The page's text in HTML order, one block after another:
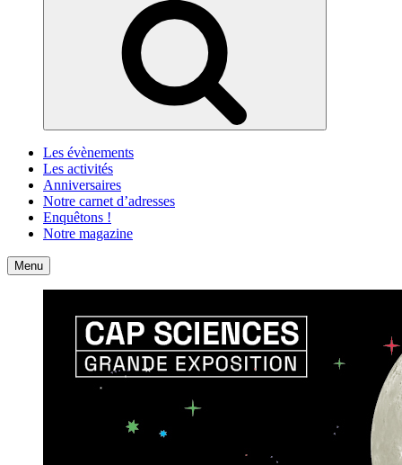
Les évènements
Les activités
Anniversaires
Notre carnet d’adresses
Enquêtons !
Notre magazine
Accueil
Menu Contact